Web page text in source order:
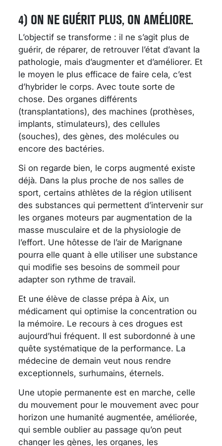
4) ON NE GUÉRIT PLUS, ON AMÉLIORE.
L’objectif se transforme : il ne s’agit plus de
guérir, de réparer, de retrouver l’état d’avant la
pathologie, mais d’augmenter et d’améliorer. Et
le moyen le plus efficace de faire cela, c’est
d’hybrider le corps. Avec toute sorte de
chose. Des organes différents
(transplantations), des machines (prothèses,
implants, stimulateurs), des cellules
(souches), des gènes, des molécules ou
encore des bactéries.
Si on regarde bien, le corps augmenté existe
déjà. Dans la plus proche de nos salles de
sport, certains athlètes de la région utilisent
des substances qui permettent d’intervenir sur
les organes moteurs par augmentation de la
masse musculaire et de la physiologie de
l’effort. Une hôtesse de l’air de Marignane
pourra elle quant à elle utiliser une substance
qui modifie ses besoins de sommeil pour
adapter son rythme de travail.
Et une élève de classe prépa à Aix, un
médicament qui optimise la concentration ou
la mémoire. Le recours à ces drogues est
aujourd’hui fréquent. Il est subordonné à une
quête systématique de la performance. La
médecine de demain veut nous rendre
exceptionnels, surhumains, éternels.
Une utopie permanente est en marche, celle
du mouvement pour le mouvement avec pour
horizon une humanité augmentée, améliorée,
qui semble oublier au passage qu’on peut
changer les gènes, les organes, les